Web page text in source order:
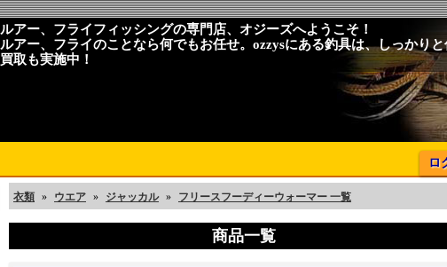
ルアー、フライフィッシングの専門店、オジーズへようこそ！
ルアー、フライのことなら何でもお任せ。ozzysにある釣具は、しっかり
買取も実施中！
ロ
衣類 » ウエア » ジャッカル » フリースフーディーウォーマー 一覧
商品一覧